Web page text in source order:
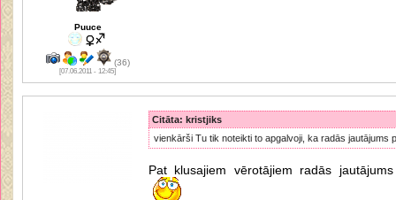
Puuce
(36)
[07.06.2011 - 12:45]
Citāta: kristjiks
vienkārši Tu tik noteikti to apgalvoji, ka radās jautājums
Pat klusajiem vērotājiem radās